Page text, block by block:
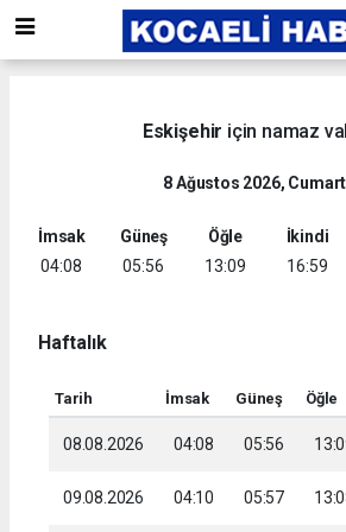
Eskişehir için namaz
8 Ağustos 2026,
İmsak
04:08
Güneş
05:56
Öğle
13:09
İkindi
16:59
Haftalık
Tarih İmsak Güneş Öğle
08.08.2026 04:08 05:56
09.08.2026 04:10 05:57